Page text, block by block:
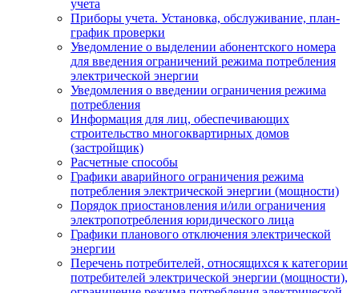
учета
Приборы учета. Установка, обслуживание, план-
график проверки
Уведомление о выделении абонентского номера
для введения ограничений режима потребления
электрической энергии
Уведомления о введении ограничения режима
потребления
Информация для лиц, обеспечивающих
строительство многоквартирных домов
(застройщик)
Расчетные способы
Графики аварийного ограничения режима
потребления электрической энергии (мощности)
Порядок приостановления и/или ограничения
электропотребления юридического лица
Графики планового отключения электрической
энергии
Перечень потребителей, относящихся к категории
потребителей электрической энергии (мощности),